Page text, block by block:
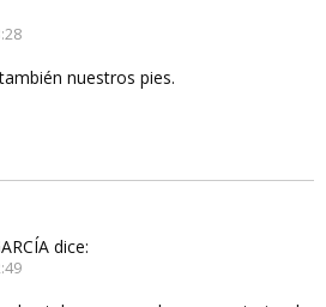
nuestros pies.
dice: